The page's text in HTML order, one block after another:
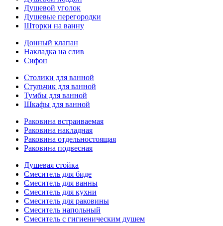
Душевой уголок
Душевые перегородки
Шторки на ванну
Донный клапан
Накладка на слив
Сифон
Столики для ванной
Стульчик для ванной
Тумбы для ванной
Шкафы для ванной
Раковина встраиваемая
Раковина накладная
Раковина отдельностоящая
Раковина подвесная
Душевая стойка
Смеситель для биде
Смеситель для ванны
Смеситель для кухни
Смеситель для раковины
Смеситель напольный
Смеситель с гигиеническим душем